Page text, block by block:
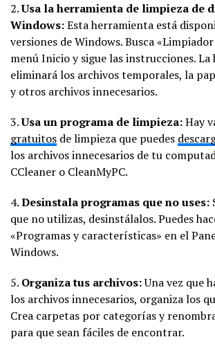
2.Usa la herramienta de limpieza de
Windows:Esta herramienta está
versiones de Windows. Busca
menú Inicio y sigue las instrucciones.
eliminará los archivos temporales, la
y otros archivos innecesarios.
3.Usa un programa de limpieza:Hay
gratuitos de limpieza que puedes
los archivos innecesarios de tu
CCleaner o CleanMyPC.
4.Desinstala programas que no uses:
que no utilizas, desinstálalos. Puedes
«Programas y características» en el
Windows.
5. Organiza tus archivos:Una vez que
los archivos innecesarios, organiza los
Crea carpetas por categorías y
para que sean fáciles de encontrar.